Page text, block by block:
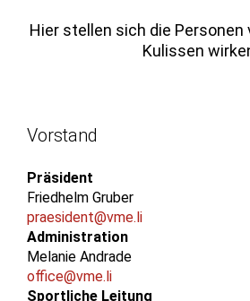
Hier stellen sich die Personen
Kulissen
Vorstand
Präsident
Friedhelm Gruber
praesident@vme.li
Administration
Melanie Andrade
office@vme.li
Sportliche Leitung